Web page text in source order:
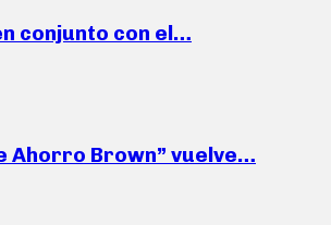
conjunto con el…
Ahorro Brown” vuelve…